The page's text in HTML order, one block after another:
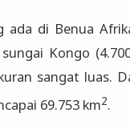
ada di Benua
Kongo
sangat luas.
69.753 km2.